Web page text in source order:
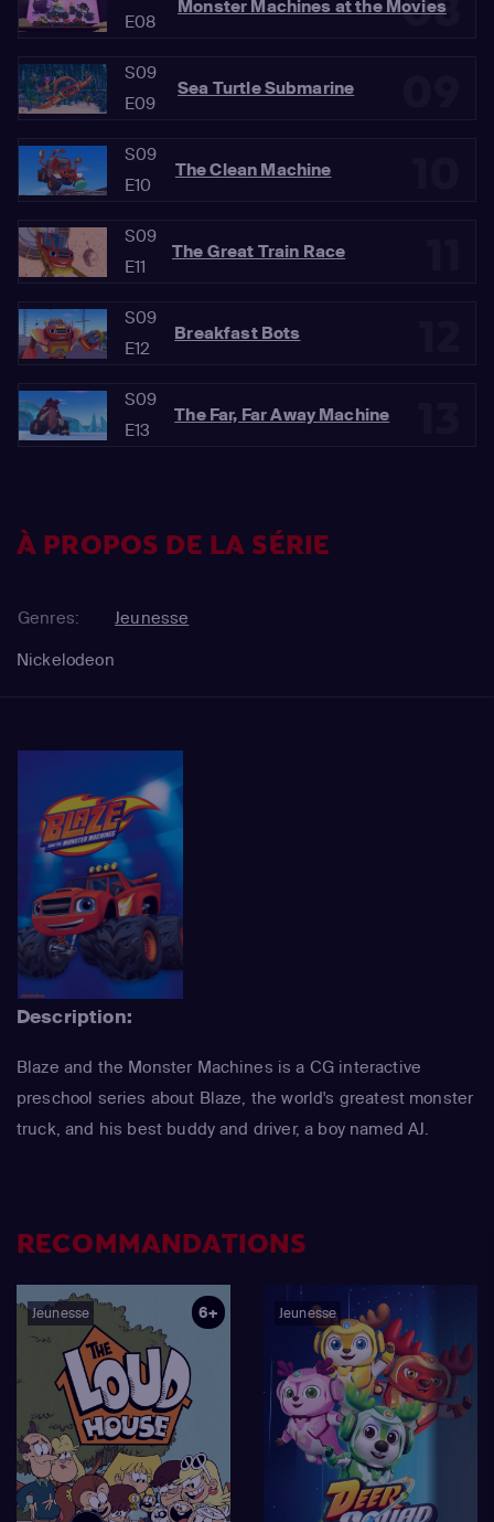
E08
Monster Machines at the Movies
S09
E09
Sea Turtle Submarine
S09
E10
The Clean Machine
S09
E11
The Great Train Race
S09
E12
Breakfast Bots
S09
E13
The Far, Far Away Machine
À PROPOS DE LA SÉRIE
Genres:
Jeunesse
Nickelodeon
Description:
Blaze and the Monster Machines is a CG interactive
preschool series about Blaze, the world's greatest monster
truck, and his best buddy and driver, a boy named AJ.
RECOMMANDATIONS
Jeunesse 6+ Jeunesse